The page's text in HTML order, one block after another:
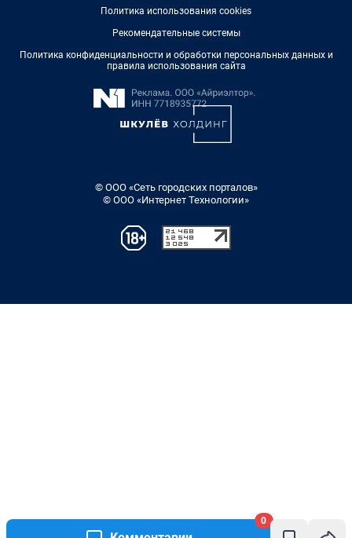
0
Политика использования cookies
Рекомендательные системы
Политика конфиденциальности и обработки персональных данных и
правила использования сайта
© ООО «Сеть городских порталов»
© ООО «Интернет Технологии»